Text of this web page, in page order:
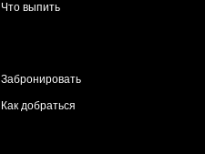
Что выпить
Забронировать
Как добраться